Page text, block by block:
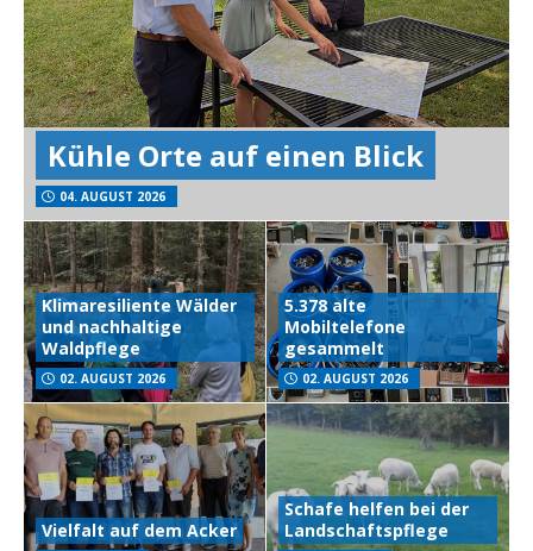
Kühle Orte auf einen Blick
04. AUGUST 2026
Klimaresiliente Wälder
und nachhaltige
Waldpflege
02. AUGUST 2026
5.378 alte
Mobiltelefone
gesammelt
02. AUGUST 2026
Vielfalt auf dem Acker
Schafe helfen bei der
Landschaftspflege